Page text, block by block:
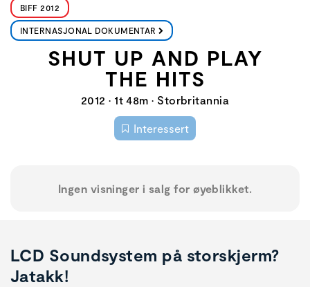
BIFF 2012
INTERNASJONAL DOKUMENTAR
SHUT UP AND PLAY
THE HITS
2012 • 1t 48m • Storbritannia
Interessert
Ingen visninger i salg for øyeblikket.
LCD Soundsystem på storskjerm?
Jatakk!